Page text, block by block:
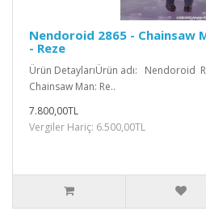
Nendoroid 2865 - Chainsaw
- Reze
Ürün DetaylarıÜrün adı: Nendoroid
Chainsaw Man: Re..
7.800,00TL
Vergiler Hariç: 6.500,00TL